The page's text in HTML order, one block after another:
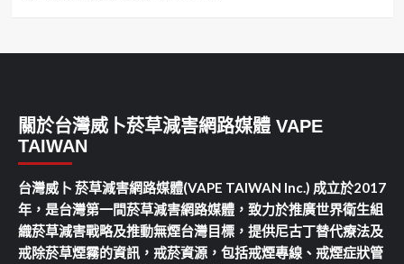
關於台灣威卜菸草減害網路媒體 VAPE
TAIWAN
台灣威卜 菸草減害網路媒體(VAPE TAIWAN Inc.) 成立於2017
年，是台灣第一間菸草減害網路媒體，致力於推廣世界衛生組
織菸草減害戰略及推動無煙台灣目標，提供尼古丁替代療法及
戒除菸草煙霧的資訊，戒菸資源，包括戒煙專線、戒煙症狀管